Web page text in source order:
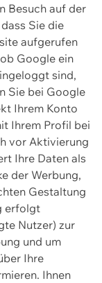
Besuch auf der
Sie die
aufgerufen
Google ein
sind,
Sie bei Google
Ihrem Konto
Ihrem Profil bei
vor Aktivierung
Ihre Daten als
der Werbung,
Gestaltung
erfolgt
Nutzer) zur
und um
Ihre
Ihnen